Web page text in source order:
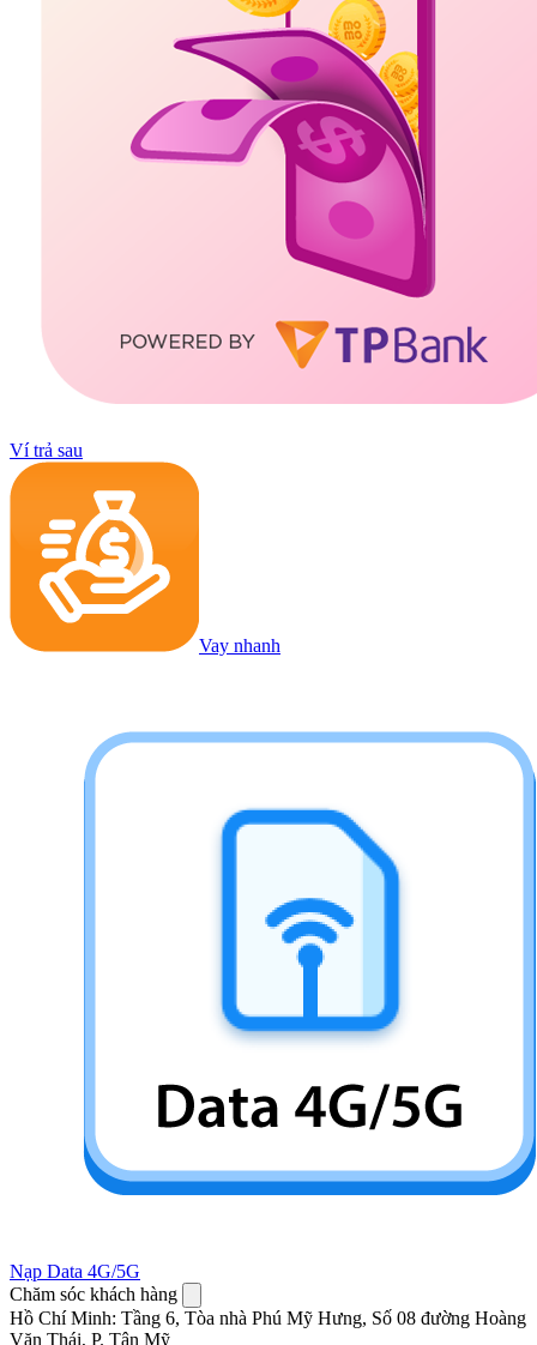
Ví trả sau
Vay nhanh
Nạp Data 4G/5G
Chăm sóc khách hàng
Hồ Chí Minh: Tầng 6, Tòa nhà Phú Mỹ Hưng, Số 08 đường Hoàng
Văn Thái, P. Tân Mỹ